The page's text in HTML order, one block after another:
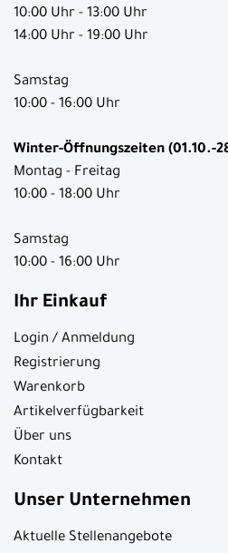
10:00 Uhr - 13:00 Uhr
14:00 Uhr - 19:00 Uhr
Samstag
10:00 - 16:00 Uhr
Winter-Öffnungszeiten (01.10.-
Montag - Freitag
10:00 - 18:00 Uhr
Samstag
10:00 - 16:00 Uhr
Ihr Einkauf
Login / Anmeldung
Registrierung
Warenkorb
Artikelverfügbarkeit
Über uns
Kontakt
Unser Unternehmen
Aktuelle Stellenangebote